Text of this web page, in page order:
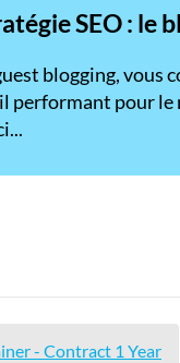
SEO : le
blogging, vous
performant pour le
- Contract 1 Year